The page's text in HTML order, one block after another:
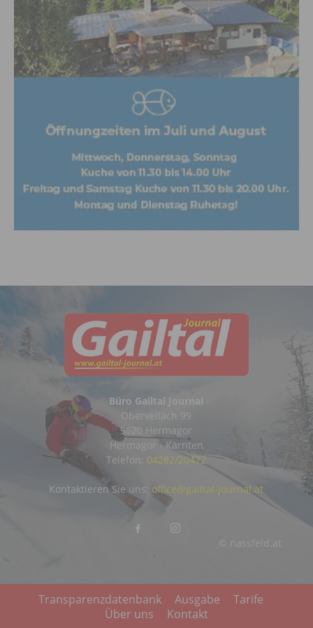
Büro Gailtal Journal
Obervellach 99
9620 Hermagor
Hermagor - Kärnten
Telefon: 04282/20472
© nassfeld.at
Kontaktieren Sie uns: office@gailtal-journal.at
Transparenzdatenbank Ausgabe
Tarife
Über uns
Kontakt